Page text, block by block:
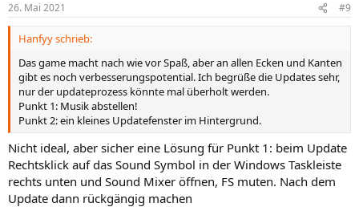
e
n
26. Mai 2021 #9
Hanfyy schrieb:
Das game macht nach wie vor Spaß, aber an allen Ecken und Kanten
gibt es noch verbesserungspotential. Ich begrüße die Updates sehr,
nur der updateprozess könnte mal überholt werden.
Punkt 1: Musik abstellen!
Punkt 2: ein kleines Updatefenster im Hintergrund.
Nicht ideal, aber sicher eine Lösung für Punkt 1: beim Update
Rechtsklick auf das Sound Symbol in der Windows Taskleiste
rechts unten und Sound Mixer öffnen, FS muten. Nach dem
Update dann rückgängig machen